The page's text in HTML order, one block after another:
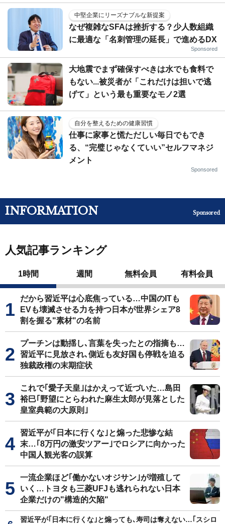
中堅企業にリーズナブルな新提案
なぜ複雑なSFAは挫折する？少人数組織
に最適な「名刺管理の延長」で進めるDX
Sponsored
大地震でまず確保すべきは水でも食料で
もない...被災者が「これだけは担いで逃
げて」という最も重要なモノ2選
自分を整えるための健康習慣
仕事に家事と慌ただしい毎日でもでき
る、“完璧じゃなくていい”セルフマネジ
メント
Sponsored
INFORMATION Sponsored
人気記事ランキング
1時間 週間 無料会員 有料会員
だから習近平は心底焦っている…中国のITも
EVも壊滅させる力を持つ日本が世界シェア8
割を握る"素材"の名前
プーチンは動揺し､言葉を失ったとの指摘も…
習近平に見放され､側近も友好国も停戦を迫る
独裁政権の末期症状
これで｢愛子天皇｣はかえって近づいた…島田
裕巳｢野望にとらわれた麻生太郎が見落とした
皇室典範の大原則｣
習近平が｢日本に行くな｣と煽った悲惨な結
末…｢8万円の激安ツアー｣でロシアに向かった
中国人観光客の誤算
一流企業ほど｢働かないオジサン｣が増殖して
いく…トヨタも三菱UFJも逃れられない日本
企業だけの"構造的欠陥"
習近平が｢日本に行くな｣と煽っても､寿司は奪えない…｢スシロ